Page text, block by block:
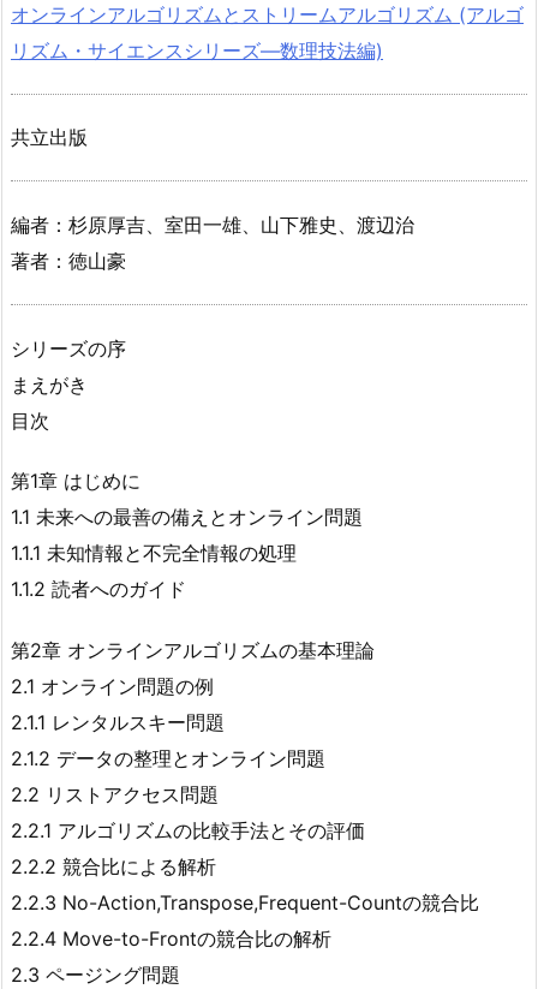
オンラインアルゴリズムとストリームアルゴリズム (アルゴ
リズム・サイエンスシリーズ―数理技法編)
共立出版
編者：杉原厚吉、室田一雄、山下雅史、渡辺治
著者：徳山豪
シリーズの序
まえがき
目次
第1章 はじめに
1.1 未来への最善の備えとオンライン問題
1.1.1 未知情報と不完全情報の処理
1.1.2 読者へのガイド
第2章 オンラインアルゴリズムの基本理論
2.1 オンライン問題の例
2.1.1 レンタルスキー問題
2.1.2 データの整理とオンライン問題
2.2 リストアクセス問題
2.2.1 アルゴリズムの比較手法とその評価
2.2.2 競合比による解析
2.2.3 No-Action,Transpose,Frequent-Countの競合比
2.2.4 Move-to-Frontの競合比の解析
2.3 ページング問題